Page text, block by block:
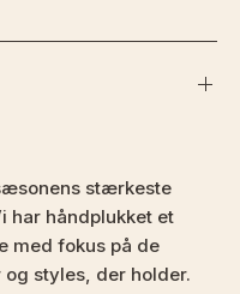
stærkeste
har håndplukket et
med fokus på de
styles, der holder.